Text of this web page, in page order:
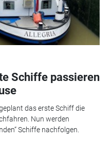
Schiffe passieren
das erste Schiff die
Nun werden
Schiffe nachfolgen.